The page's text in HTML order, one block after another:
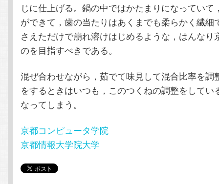
じに仕上げる。鍋の中ではかたまりになっていて
ができて，歯の当たりはあくまでも柔らかく繊細
さえただけで崩れ溶けはじめるような，はんなり
のを目指すべきである。
混ぜ合わせながら，茹でて味見して混合比率を調
をするときはいつも，このつくねの調整をしてい
なってしまう。
京都コンピュータ学院
京都情報大学院大学